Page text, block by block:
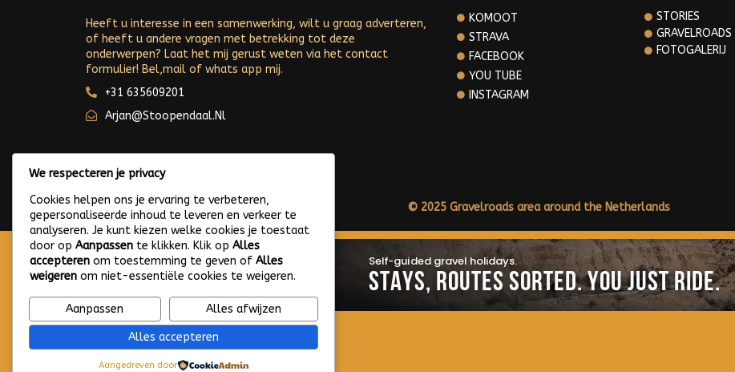
Heeft u interesse in een samenwerking, wilt u graag adverteren,
of heeft u andere vragen met betrekking tot deze
onderwerpen? Laat het mij gerust weten via het contact
formulier! Bel,mail of whats app mij.
+31 635609201
Arjan@stoopendaal.nl
KOMOOT
STRAVA
FACEBOOK
YOU TUBE
INSTAGRAM
STORIES
GRAVELROADS
FOTOGALERIJ
© 2025 Gravelroads area around the Netherlands
We respecteren je privacy
Cookies helpen ons je ervaring te verbeteren,
gepersonaliseerde inhoud te leveren en verkeer te
analyseren. Je kunt kiezen welke cookies je toestaat
door op Aanpassen te klikken. Klik op Alles
accepteren om toestemming te geven of Alles
weigeren om niet-essentiële cookies te weigeren.
Aanpassen Alles afwijzen
Alles accepteren
Aangedreven door